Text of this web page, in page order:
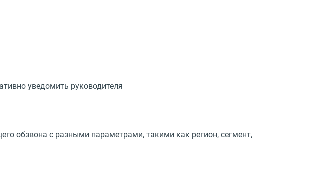
уведомить руководителя
обзвона с разными параметрами, такими как регион, сегмент,